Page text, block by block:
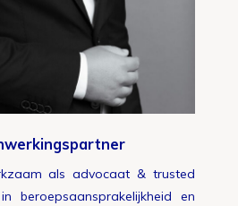
als advocaat & trusted
beroepsaansprakelijkheid en